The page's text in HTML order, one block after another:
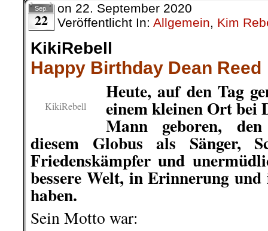
Sep.
22
on 22. September 2020
Veröffentlicht In: Allgemein, Kim
KikiRebell
Happy Birthday Dean Reed
KikiRebell
Heute, auf den Tag
einem kleinen Ort bei
Mann geboren,
diesem Globus als Sänger,
Friedenskämpfer und
bessere Welt, in Erinnerung
haben.
Sein Motto war: